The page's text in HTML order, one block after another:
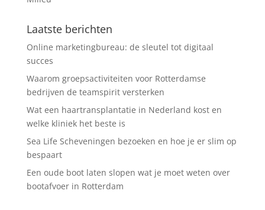
Laatste berichten
Online marketingbureau: de sleutel tot digitaal
succes
Waarom groepsactiviteiten voor Rotterdamse
bedrijven de teamspirit versterken
Wat een haartransplantatie in Nederland kost en
welke kliniek het beste is
Sea Life Scheveningen bezoeken en hoe je er slim op
bespaart
Een oude boot laten slopen wat je moet weten over
bootafvoer in Rotterdam